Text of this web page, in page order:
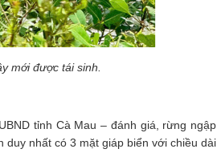
mới được tái sinh.
tỉnh Cà Mau – đánh giá, rừng ngập
nhất có 3 mặt giáp biển với chiều dài